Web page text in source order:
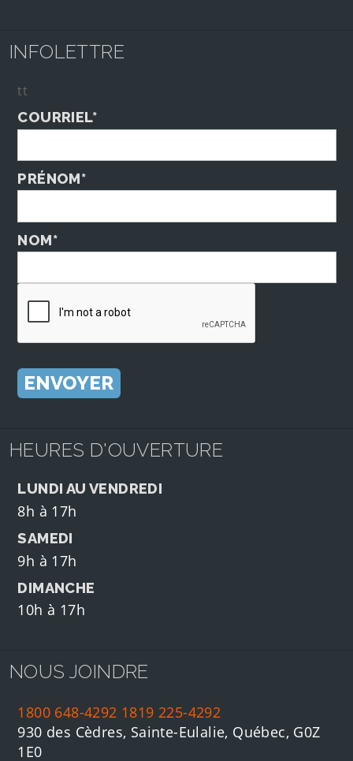
INFOLETTRE
tt
COURRIEL*
PRÉNOM*
NOM*
HEURES D'OUVERTURE
LUNDI AU VENDREDI
8h à 17h
SAMEDI
9h à 17h
DIMANCHE
10h à 17h
NOUS JOINDRE
1800 648-4292 1819 225-4292
930 des Cèdres, Sainte-Eulalie, Québec, G0Z
1E0